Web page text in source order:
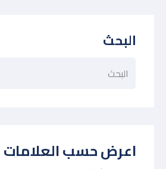
البحث
اعرض حسب العلامات